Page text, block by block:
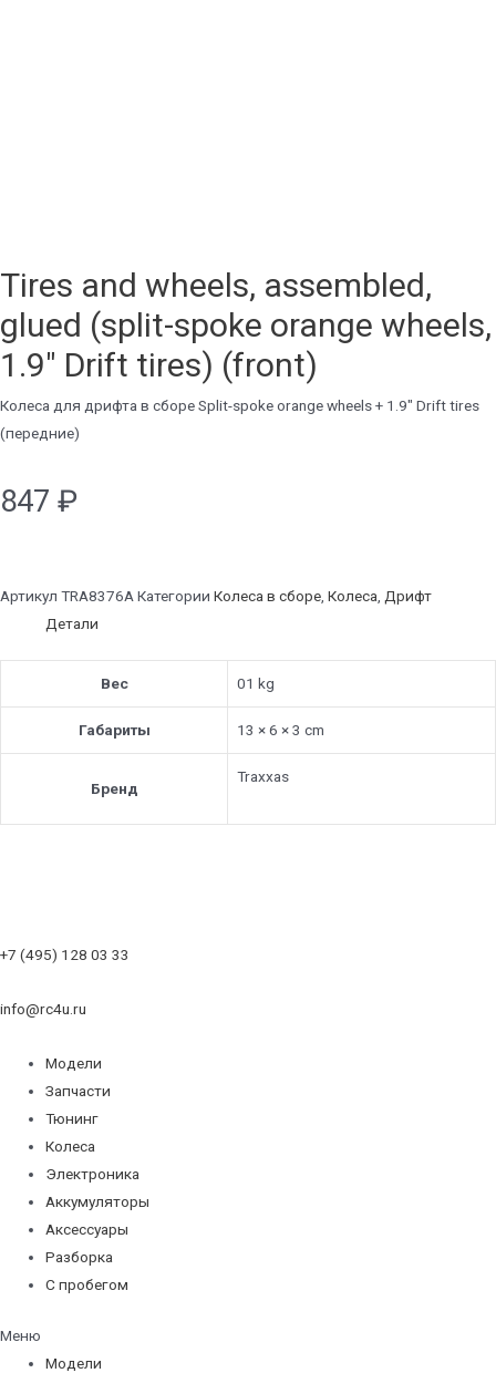
Tires and wheels, assembled,
glued (split-spoke orange wheels,
1.9" Drift tires) (front)
Колеса для дрифта в сборе Split-spoke orange wheels + 1.9" Drift tires
(передние)
847 ₽
Артикул TRA8376A Категории Колеса в сборе Колеса Дрифт
Детали
Вес 01 kg
Габариты 13 × 6 × 3 cm
Бренд
Traxxas
+7 (495) 128 03 33
info@rc4u.ru
Модели
Запчасти
Тюнинг
Колеса
Электроника
Аккумуляторы
Аксессуары
Разборка
С пробегом
Меню
Модели